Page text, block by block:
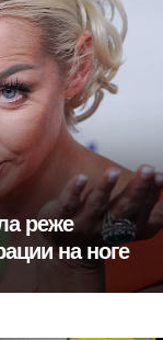
реже
на ноге